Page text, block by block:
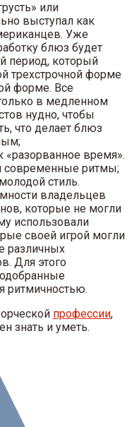
или
выступал как
Уже
блюз будет
период, который
трехстрочной форме
форме. Все
в медленном
нудно, чтобы
что делает блюз
«разорванное время».
современные ритмы;
стиль.
владельцев
которые не могли
использовали
своей игрой могли
различных
Для этого
ритмичностью.
профессии,
знать и уметь.